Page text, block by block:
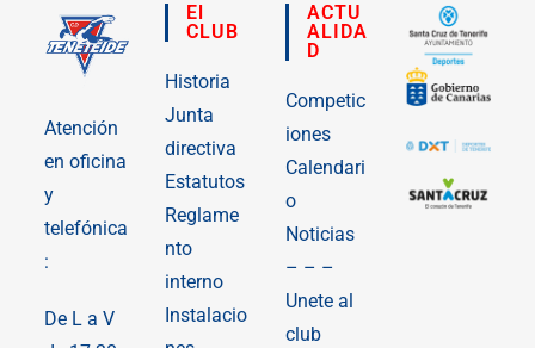
Atención
en oficina
y
telefónica
:
De L a V
El
CLUB
Historia
Junta
directiva
Estatutos
Reglame
nto
interno
Instalacio
ACTU
ALIDA
D
Competic
iones
Calendari
o
Noticias
– – –
Unete al
club